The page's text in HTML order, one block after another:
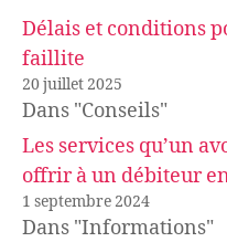
Délais et conditions
faillite
20 juillet 2025
Dans "Conseils"
Les services qu’un
offrir à un débiteur
1 septembre 2024
Dans "Informations"